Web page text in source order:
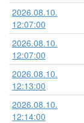
2026.08.10.
12:07:00
2026.08.10.
12:07:00
2026.08.10.
12:13:00
2026.08.10.
12:14:00